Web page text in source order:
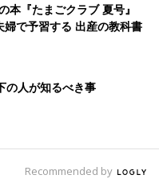
本『たまごクラブ 夏号』
婦で予習する 出産の教科書
の人が知るべき事
Recommended by